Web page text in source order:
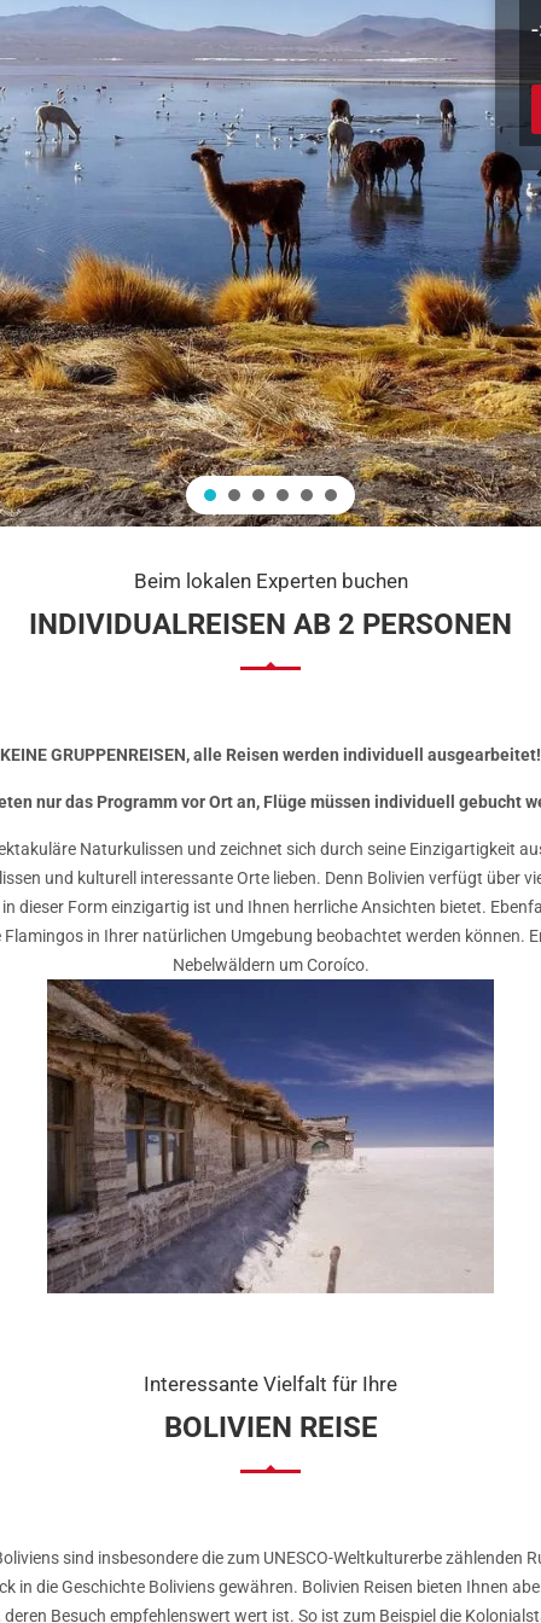
Beim lokalen Experten buchen
INDIVIDUALREISEN AB 2 PERSONEN
KEINE GRUPPENREISEN, alle Reisen werden individuell ausgearbeitet!
nur das Programm vor Ort an, Flüge müssen individuell gebucht
Naturkulissen und zeichnet sich durch seine Einzigartigkeit
und kulturell interessante Orte lieben. Denn Bolivien verfügt über
dieser Form einzigartig ist und Ihnen herrliche Ansichten bietet.
in Ihrer natürlichen Umgebung beobachtet werden können.
Nebelwäldern um Coroíco.
Interessante Vielfalt für Ihre
BOLIVIEN REISE
sind insbesondere die zum UNESCO-Weltkulturerbe zählenden
in die Geschichte Boliviens gewähren. Bolivien Reisen bieten Ihnen
Besuch empfehlenswert wert ist. So ist zum Beispiel die